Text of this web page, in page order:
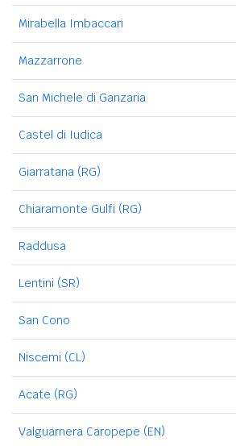
Mirabella Imbaccari
Mazzarrone
San Michele di Ganzaria
Castel di Iudica
Giarratana (RG)
Chiaramonte Gulfi (RG)
Raddusa
Lentini (SR)
San Cono
Niscemi (CL)
Acate (RG)
Valguarnera Caropepe (EN)